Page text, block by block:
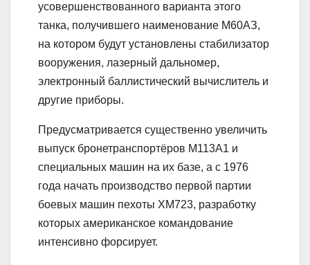
усовершенствованного варианта этого
танка, получившего наименование M60АЗ,
на котором будут установлены стабилизатор
вооружения, лазерный дальномер,
электронный баллистический вычислитель и
другие приборы.
Предусматривается существенно увеличить
выпуск бронетранспортёров М113А1 и
специальных машин на их базе, а с 1976
года начать производство первой партии
боевых машин пехоты ХМ723, разработку
которых американское командование
интенсивно форсирует.